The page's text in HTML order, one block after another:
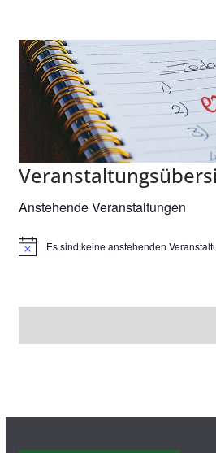
Anstehende Veranstaltungen
H
e
Es sind keine anstehenden